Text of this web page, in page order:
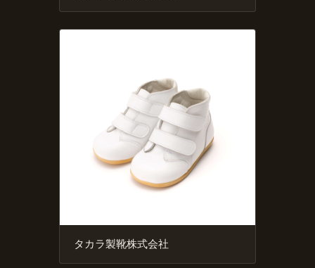
タカラ製靴株式会社